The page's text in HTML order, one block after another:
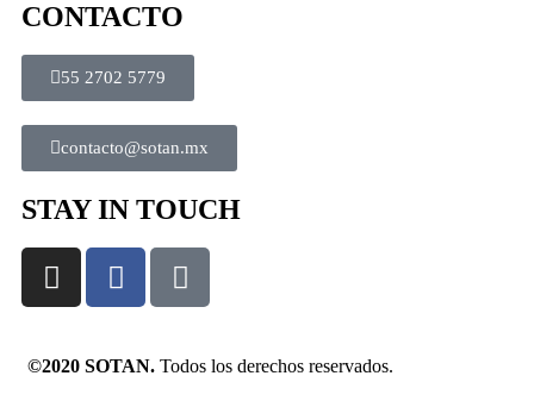
CONTACTO
55 2702 5779
contacto@sotan.mx
STAY IN TOUCH
©2020 SOTAN. Todos los derechos reservados.